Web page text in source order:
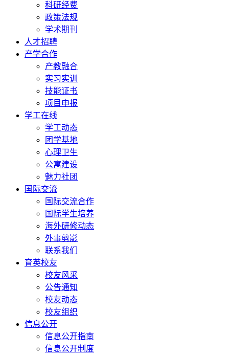
科研经费
政策法规
学术期刊
人才招聘
产学合作
产教融合
实习实训
技能证书
项目申报
学工在线
学工动态
团学基地
心理卫生
公寓建设
魅力社团
国际交流
国际交流合作
国际学生培养
海外研修动态
外事剪影
联系我们
育英校友
校友风采
公告通知
校友动态
校友组织
信息公开
信息公开指南
信息公开制度